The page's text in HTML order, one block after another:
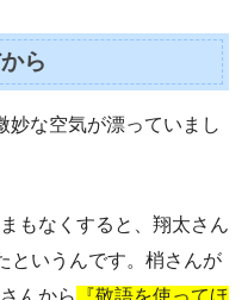
ら
妙な空気が漂っていまし
もなくすると、翔太さん
というんです。梢さんが
んから
『敬語を使ってほ